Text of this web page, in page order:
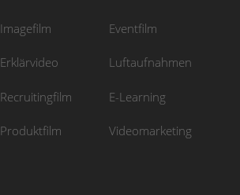
Imagefilm
Erklärvideo
Recruitingfilm
Produktfilm
Eventfilm
Luftaufnahmen
E-Learning
Videomarketing